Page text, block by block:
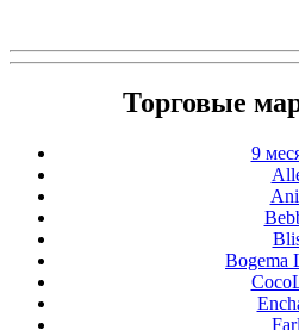
Торговые
9
Bogema